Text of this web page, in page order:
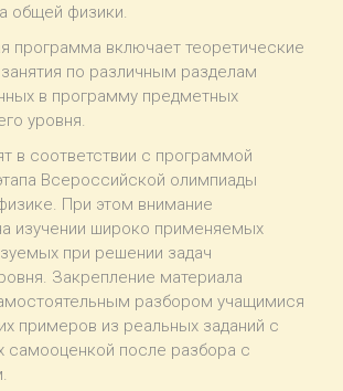
общей физики.
программа включает теоретические
по различным разделам
в программу предметных
уровня.
в соответствии с программой
Всероссийской олимпиады
При этом внимание
изучении широко применяемых
при решении задач
Закрепление материала
разбором учащимися
примеров из реальных заданий с
самооценкой после разбора с